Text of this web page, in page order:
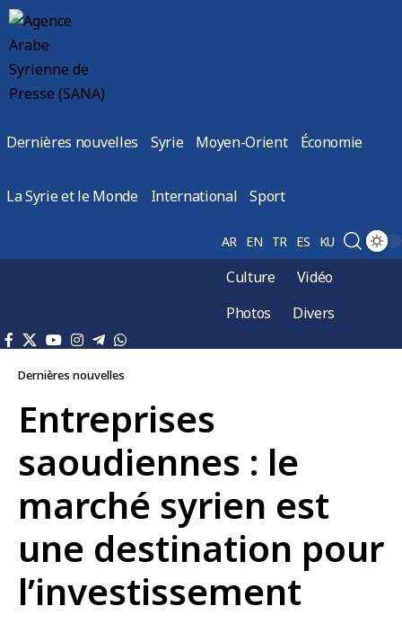
Dernières nouvelles Syrie Moyen-Orient Économie
La Syrie et le Monde International Sport
AR EN TR ES KU
Culture
Vidéo
Photos
Divers
Dernières nouvelles
Entreprises
saoudiennes : le
marché syrien est
une destination pour
l’investissement